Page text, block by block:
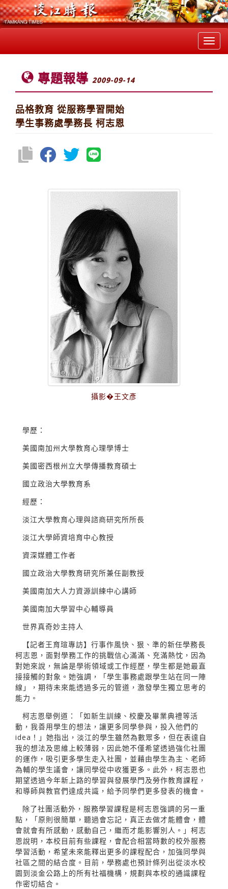
專題報導 2009-09-14
品格教育 從服務學習開始
學生事務處學務長 柯志恩
攝影�王文彥
學歷：
美國南加州大學教育心理學博士
美國密西根州立大學傳播教育碩士
國立政治大學教育系
經歷：
淡江大學教育心理與諮商研究所所長
淡江大學師資培育中心教授
資深媒體工作者
國立政治大學教育研究所兼任副教授
美國南加大人力資源訓練中心講師
美國南加大學習中心輔導員
世界真奇妙主持人
【記者王育瑄專訪】行事作風快、狠、準的新任學務長
柯志恩，面對學務工作的挑戰信心滿滿、充滿熱忱，因為
對她來說，無論是學術領域或工作經歷，學生都是她最直
接接觸的對象。她強調，「學生事務處跟學生站在同一陣
線」，期待未來能透過多元的管道，激發學生獨立思考的
能力。
柯志恩舉例道：「如新生訓練、校慶及畢業典禮等活
動，我善用學生的想法，讓更多同學參與，投入他們的
idea！」她指出，淡江的學生雖然為數眾多，但在表達自
我的想法及思維上較薄弱，因此她不僅希望透過強化社團
的運作，吸引更多學生走入社團，並藉由學生為主、老師
為輔的學生議會，讓同學從中收獲更多。此外，柯志恩也
期望透過今年新上路的學習與發展學門及勞作教育課程，
和導師與教官們達成共識，給予同學們更多發表的機會。
除了社團活動外，服務學習課程是柯志恩強調的另一重
點，「原則很簡單，聽過會忘記，真正去做才能體會，體
會就會有所感動，感動自己，繼而才能影響別人。」柯志
恩說明，本校目前有些課程，會配合相當時數的校外服務
學習活動，希望未來能釋出更多的課程配合，加強同學與
社區之間的結合度。目前，學務處也預計條列出從淡水校
園到淡金公路上的所有社福機構，規劃與本校的通識課程
作密切結合。